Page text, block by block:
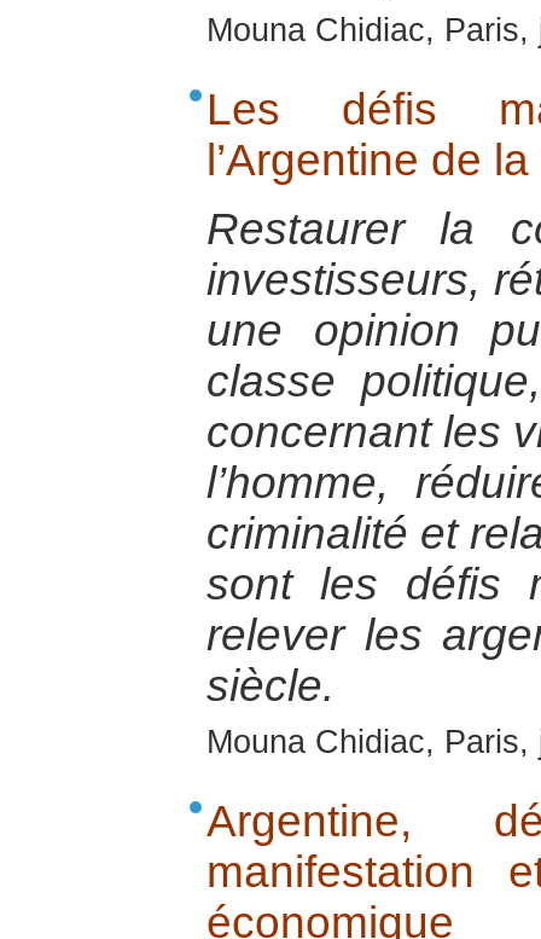
Mouna Chidiac, Paris,
Les défis
l’Argentine de
Restaurer la
investisseurs,
une opinion
classe
concernant les
l’homme,
criminalité et
sont les défis
relever les
siècle.
Mouna Chidiac, Paris,
Argentine,
manifestation
économique